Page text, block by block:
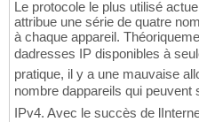
Le protocole le plus utilisé
attribue une série de quatre
à chaque appareil.
dadresses IP disponibles à
pratique, il y a une mauvaise
nombre dappareils qui
IPv4. Avec le succès de